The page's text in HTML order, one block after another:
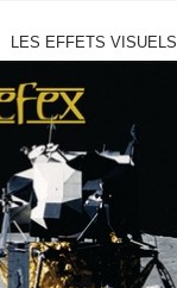
LES EFFETS VISUELS